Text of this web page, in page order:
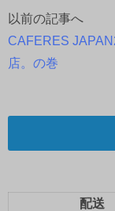
投
稿
ー
以前の記事へ
CAFERES
店。の巻
配送